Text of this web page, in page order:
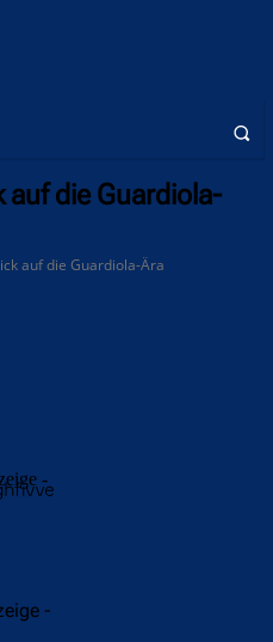
auf die Guardiola-
auf die Guardiola-Ära
-
-